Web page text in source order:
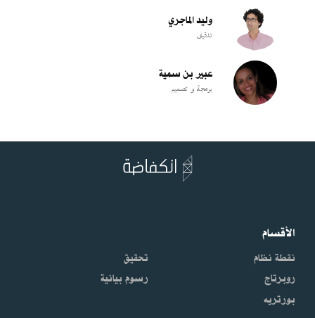
وليد الماجري
تدقيق
عبير بن سمية
برمجة و تصميم
الأقسام
نقطة نظام
تحقيق
روبرتاج
رسوم بيانية
بورتريه